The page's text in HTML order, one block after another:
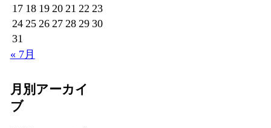
17 18 19 20 21 22 23
24 25 26 27 28 29 30
31
« 7月
月別アーカイ
ブ